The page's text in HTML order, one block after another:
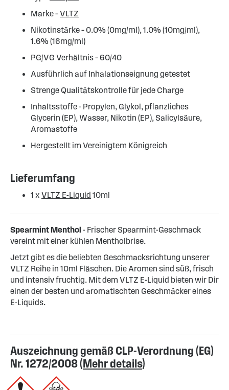
Marke –VLTZ
Nikotinstärke – 0.0% (0mg/ml), 1.0% (10mg/ml),
1.6% (16mg/ml)
PG/VG Verhältnis – 60/40
Ausführlich auf Inhalationseignung getestet
Strenge Qualitätskontrolle für jede Charge
Inhaltsstoffe - Propylen, Glykol, pflanzliches
Glycerin (EP), Wasser, Nikotin (EP), Salicylsäure,
Aromastoffe
Hergestellt im Vereinigtem Königreich
Lieferumfang
1 x VLTZ E-Liquid 10ml
Spearmint Menthol - Frischer Spearmint-Geschmack
vereint mit einer kühlen Mentholbrise.
Jetzt gibt es die beliebten Geschmacksrichtung unserer
VLTZ Reihe in 10ml Fläschen. Die Aromen sind süß, frisch
und intensiv fruchtig. Mit dem VLTZ E-Liquid bieten wir Dir
einen der besten und aromatischten Geschmäcker eines
E-Liquids.
Auszeichnung gemäß CLP-Verordnung (EG)
Nr. 1272/2008 (Mehr details)